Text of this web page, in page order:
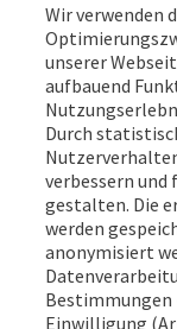
Wir verwenden
unserer
aufbauend
Durch
verbessern
gestalten. Die
werden
anonymisiert
Bestimmungen
Einwilligung